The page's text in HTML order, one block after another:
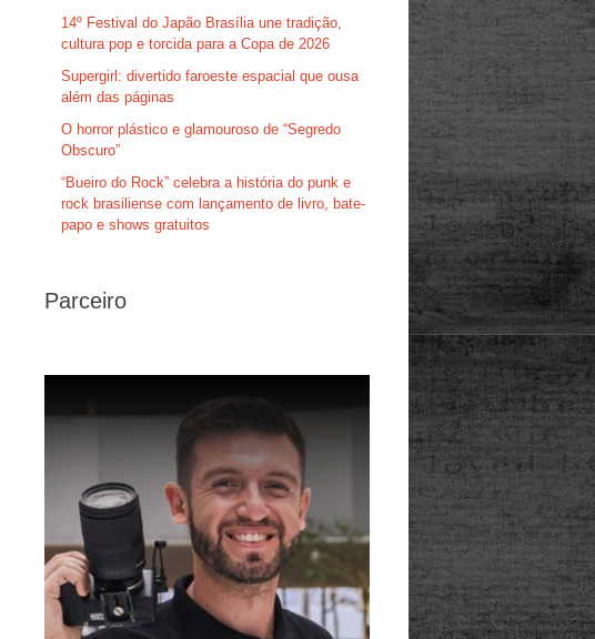
14º Festival do Japão Brasília une tradição,
cultura pop e torcida para a Copa de 2026
Supergirl: divertido faroeste espacial que ousa
além das páginas
O horror plástico e glamouroso de “Segredo
Obscuro”
“Bueiro do Rock” celebra a história do punk e
rock brasiliense com lançamento de livro, bate-
papo e shows gratuitos
Parceiro